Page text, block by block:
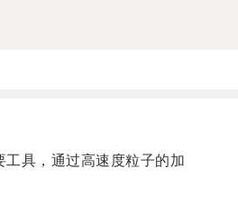
具，通过高速度粒子的加